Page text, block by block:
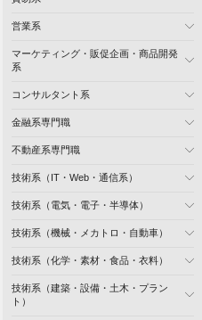
営業系
マーケティング・販促企画・商品開発
系
コンサルタント系
金融系専門職
不動産系専門職
技術系（IT・Web・通信系）
技術系（電気・電子・半導体）
技術系（機械・メカトロ・自動車）
技術系（化学・素材・食品・衣料）
技術系（建築・設備・土木・プラン
ト）